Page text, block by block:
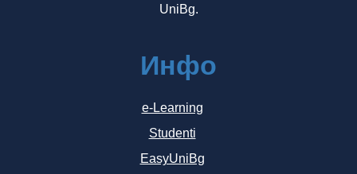
UniBg.
Инфо
e-Learning
Studenti
EasyUniBg